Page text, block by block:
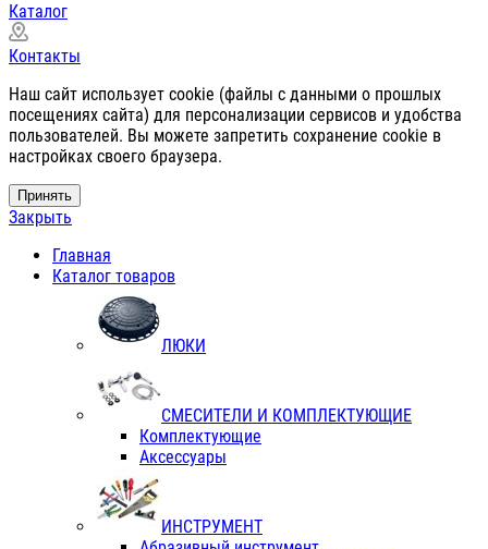
Каталог
Контакты
Наш сайт использует cookie (файлы с данными о прошлых
посещениях сайта) для персонализации сервисов и удобства
пользователей. Вы можете запретить сохранение cookie в
настройках своего браузера.
Принять
Закрыть
Главная
Каталог товаров
ЛЮКИ
СМЕСИТЕЛИ И КОМПЛЕКТУЮЩИЕ
Комплектующие
Аксессуары
ИНСТРУМЕНТ